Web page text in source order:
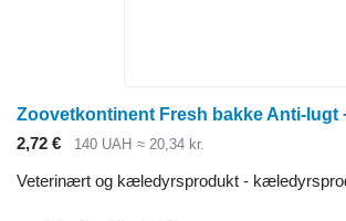
2,72 € 140 UAH ≈ 20,34 kr.
Veterinært og kæledyrsprodukt -